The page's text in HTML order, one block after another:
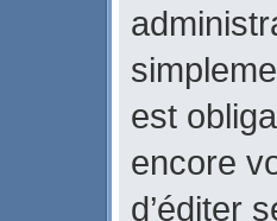
est
encore
d’éditer